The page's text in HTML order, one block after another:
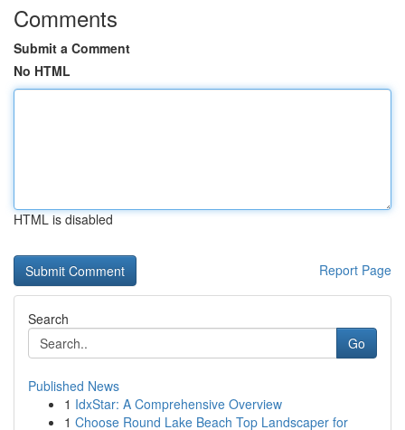
Comments
Submit a Comment
No HTML
HTML is disabled
Report Page
Search
Go
Published News
1 IdxStar: A Comprehensive Overview
1 Choose Round Lake Beach Top Landscaper for